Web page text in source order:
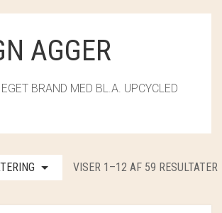
AGGER
BRAND MED BL.A. UPCYCLED
VISER 1–12 AF 59 RESULTATER